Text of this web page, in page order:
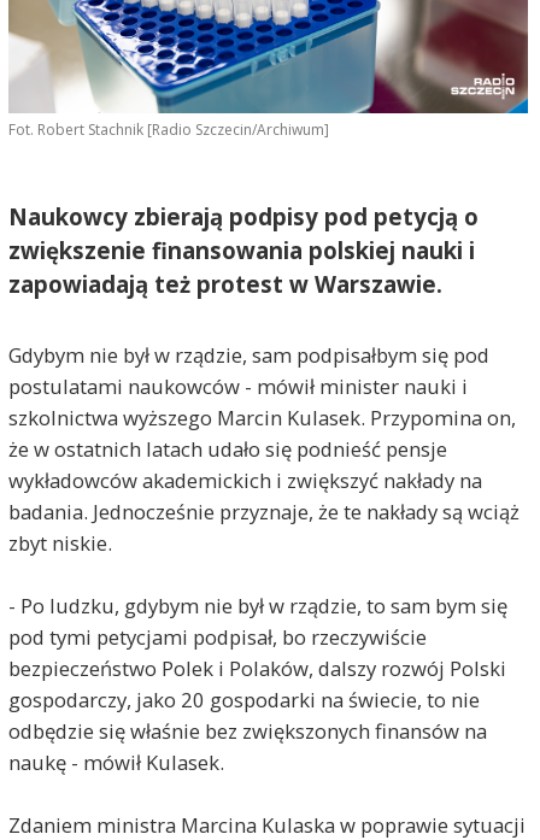
Fot. Robert Stachnik [Radio Szczecin/Archiwum]
Naukowcy zbierają podpisy pod petycją o
zwiększenie finansowania polskiej nauki i
zapowiadają też protest w Warszawie.
Gdybym nie był w rządzie, sam podpisałbym się pod
postulatami naukowców - mówił minister nauki i
szkolnictwa wyższego Marcin Kulasek. Przypomina on,
że w ostatnich latach udało się podnieść pensje
wykładowców akademickich i zwiększyć nakłady na
badania. Jednocześnie przyznaje, że te nakłady są wciąż
zbyt niskie.
- Po ludzku, gdybym nie był w rządzie, to sam bym się
pod tymi petycjami podpisał, bo rzeczywiście
bezpieczeństwo Polek i Polaków, dalszy rozwój Polski
gospodarczy, jako 20 gospodarki na świecie, to nie
odbędzie się właśnie bez zwiększonych finansów na
naukę - mówił Kulasek.
Zdaniem ministra Marcina Kulaska w poprawie sytuacji